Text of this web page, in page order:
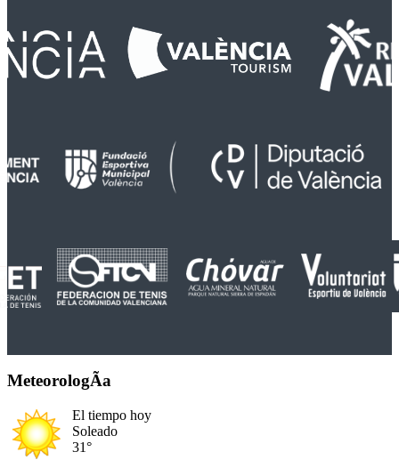
MeteorologÃ­a
El tiempo hoy
Soleado
31°